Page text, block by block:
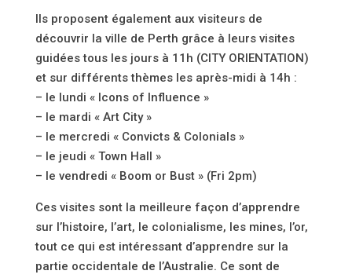
Ils proposent également aux visiteurs de
découvrir la ville de Perth grâce à leurs visites
guidées tous les jours à 11h (CITY ORIENTATION)
et sur différents thèmes les après-midi à 14h :
– le lundi « Icons of Influence »
– le mardi « Art City »
– le mercredi « Convicts & Colonials »
– le jeudi « Town Hall »
– le vendredi « Boom or Bust » (Fri 2pm)
Ces visites sont la meilleure façon d’apprendre
sur l’histoire, l’art, le colonialisme, les mines, l’or,
tout ce qui est intéressant d’apprendre sur la
partie occidentale de l’Australie. Ce sont de